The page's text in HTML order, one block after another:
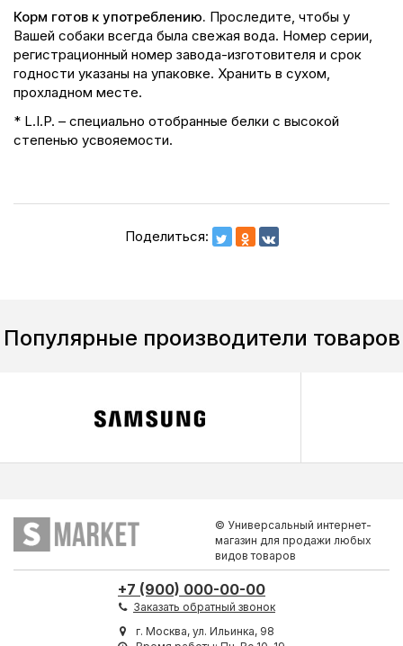
Корм готов к употреблению. Проследите, чтобы у
Вашей собаки всегда была свежая вода. Номер серии,
регистрационный номер завода-изготовителя и срок
годности указаны на упаковке. Хранить в сухом,
прохладном месте.
* L.I.P. – специально отобранные белки с высокой
степенью усвояемости.
Поделиться:
Популярные производители товаров
© Универсальный интернет-
магазин для продажи любых
видов товаров
+7 (900) 000-00-00
Заказать обратный звонок
г. Москва, ул. Ильинка, 98